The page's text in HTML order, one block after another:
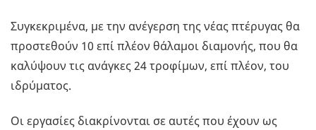
Συγκεκριμένα, με την ανέγερση της νέας πτέρυγας θα
προστεθούν 10 επί πλέον θάλαμοι διαμονής, που θα
καλύψουν τις ανάγκες 24 τροφίμων, επί πλέον, του
ιδρύματος.
Οι εργασίες διακρίνονται σε αυτές που έχουν ως